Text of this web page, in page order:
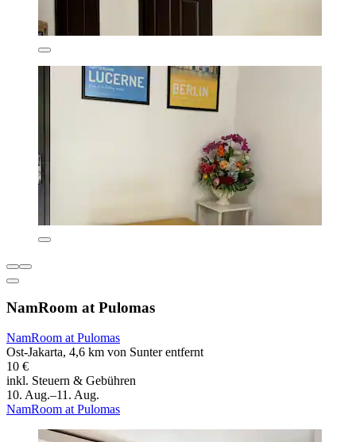
NamRoom at Pulomas
NamRoom at Pulomas
Ost-Jakarta, 4,6 km von Sunter entfernt
10 €
inkl. Steuern & Gebühren
10. Aug.–11. Aug.
NamRoom at Pulomas